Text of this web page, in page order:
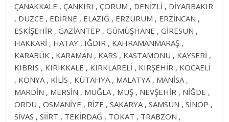
ÇANAKKALE , ÇANKIRI , ÇORUM , DENİZLİ , DİYARBAKIR
, DÜZCE , EDİRNE , ELAZIĞ , ERZURUM , ERZİNCAN ,
ESKİŞEHİR , GAZİANTEP , GÜMÜŞHANE , GİRESUN ,
HAKKARİ , HATAY , IĞDIR , KAHRAMANMARAŞ ,
KARABÜK , KARAMAN , KARS , KASTAMONU , KAYSERİ ,
KIBRIS , KIRIKKALE , KIRKLARELİ , KIRŞEHİR , KOCAELİ
, KONYA , KİLİS , KÜTAHYA , MALATYA , MANİSA ,
MARDİN , MERSİN , MUĞLA , MUŞ , NEVŞEHİR , NİĞDE ,
ORDU , OSMANİYE , RİZE , SAKARYA , SAMSUN , SİNOP ,
SİVAS , SİİRT , TEKİRDAĞ , TOKAT , TRABZON ,